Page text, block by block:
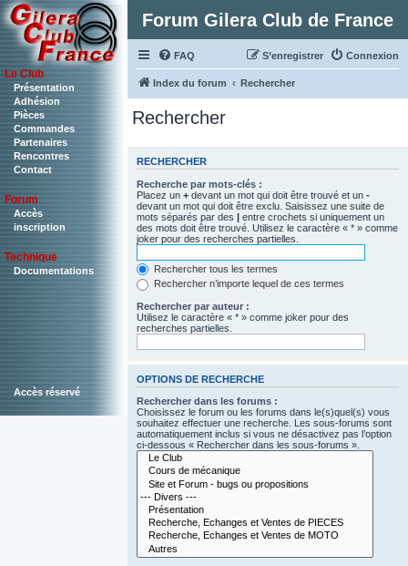
Le Club
Présentation
Adhésion
Pièces
Commandes
Partenaires
Rencontres
Contact
Forum
Accès
inscription
Technique
Documentations
Accès réservé
Forum Gilera Club de France
FAQ Connexion
S’enregistrer
Index du forum Rechercher
Rechercher
RECHERCHER
Recherche par mots-clés :
Placez un + devant un mot qui doit être trouvé et un -
devant un mot qui doit être exclu. Saisissez une suite de
mots séparés par des | entre crochets si uniquement un
des mots doit être trouvé. Utilisez le caractère « * » comme
joker pour des recherches partielles.
Rechercher tous les termes
Rechercher n’importe lequel de ces termes
Rechercher par auteur :
Utilisez le caractère « * » comme joker pour des
recherches partielles.
OPTIONS DE RECHERCHE
Rechercher dans les forums :
Choisissez le forum ou les forums dans le(s)quel(s) vous
souhaitez effectuer une recherche. Les sous-forums sont
automatiquement inclus si vous ne désactivez pas l’option
ci-dessous « Rechercher dans les sous-forums ».